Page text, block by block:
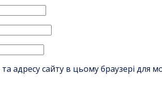
адресу сайту в цьому браузері для